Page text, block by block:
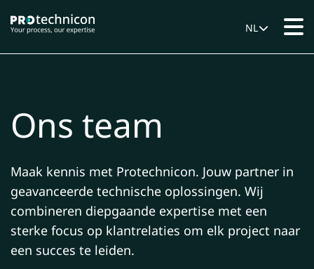
NL
Ons team
Maak kennis met Protechnicon. Jouw partner in
geavanceerde technische oplossingen. Wij
combineren diepgaande expertise met een
sterke focus op klantrelaties om elk project naar
een succes te leiden.